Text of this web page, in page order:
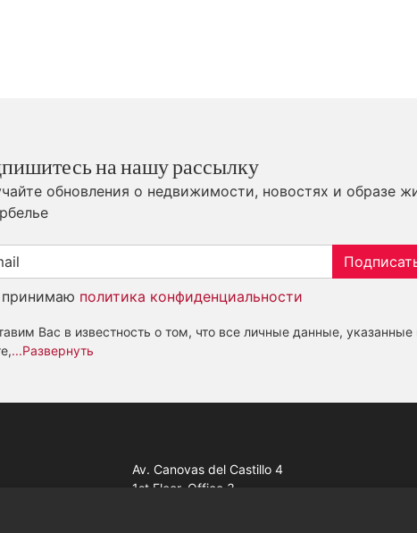
на нашу рассылку
обновления о недвижимости, новостях и образе
политика конфиденциальности
Вас в известность о том, что все личные данные, указанные
...Развернуть
Av. Canovas del Castillo 4
1st Floor, Office 3